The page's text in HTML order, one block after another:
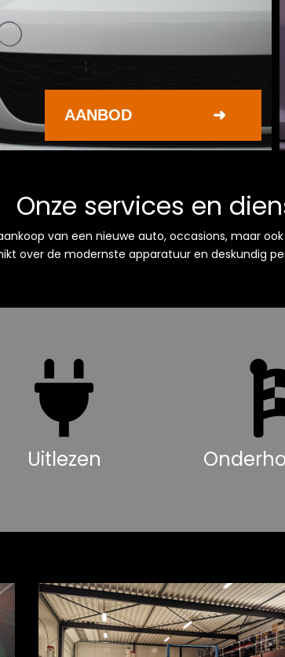
AANBOD
Onze services en
van een nieuwe auto, occasions, maar
over de modernste apparatuur en deskundig
Uitlezen